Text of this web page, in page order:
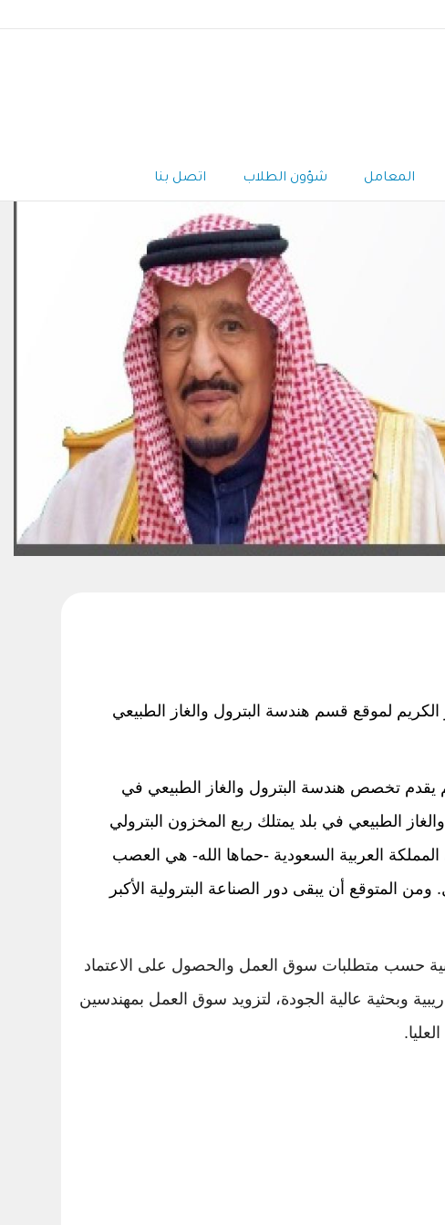
المعامل شؤون الطلاب اتصل بنا
لموقع قسم هندسة البترول والغاز الطبيعي
1973م في مدينة الرياض، كأول قسم يقدم تخصص هندسة البترول والغاز الطبيعي في
الطبيعي في بلد يمتلك ربع المخزون البترولي
العربية السعودية -حماها الله- هي العصب
جانب النتائج المبشرة لأهداف رؤية 2030 لتنويع مصادر الدخل. ومن المتوقع أن يبقى دور الصناعة البترولية الأكبر
حسب متطلبات سوق العمل والحصول على الاعتماد
وبحثية عالية الجودة، لتزويد سوق العمل بمهندسين